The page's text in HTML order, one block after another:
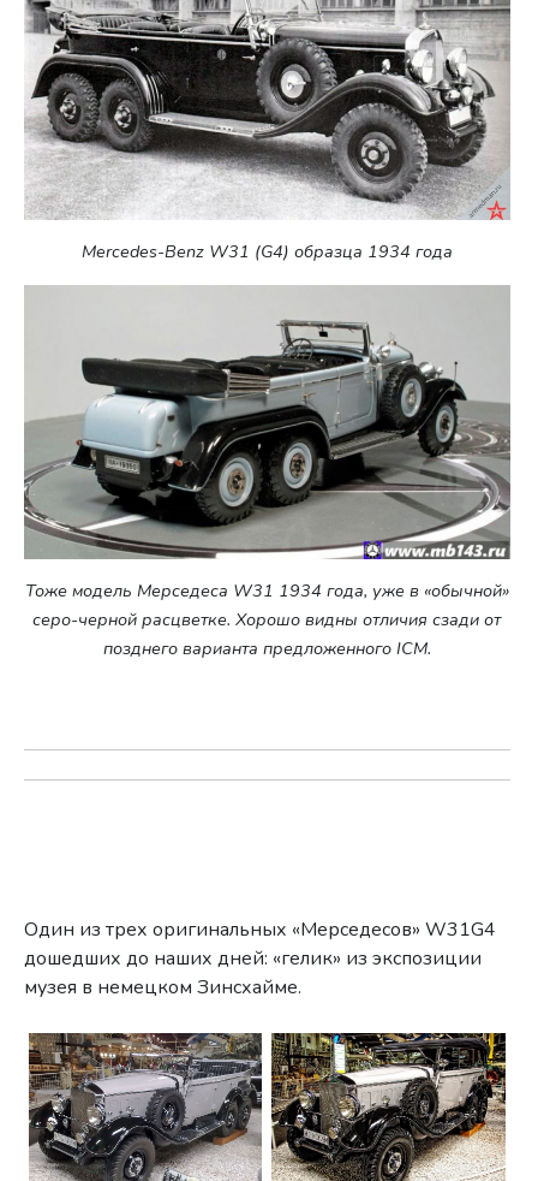
Mercedes-Benz W31 (G4) образца 1934 года
Тоже модель Мерседеса W31 1934 года, уже в «обычной»
серо-черной расцветке. Хорошо видны отличия сзади от
позднего варианта предложенного ICM.
Один из трех оригинальных «Мерседесов» W31G4
дошедших до наших дней: «гелик» из экспозиции
музея в немецком Зинсхайме.